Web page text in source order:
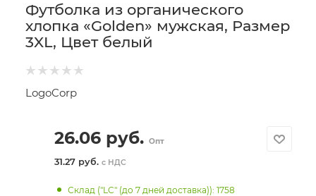
Футболка из органического
хлопка «Golden» мужская, Размер
3XL, Цвет белый
LogoCorp
26.06руб. Опт
31.27 руб. с НДС
Склад ("LC" (до 7 дней доставка)): 1758